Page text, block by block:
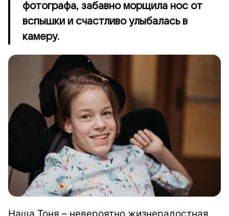
фотографа, забавно морщила нос от
вспышки и счастливо улыбалась в
камеру.
Наша Тоня – невероятно жизнерадостная